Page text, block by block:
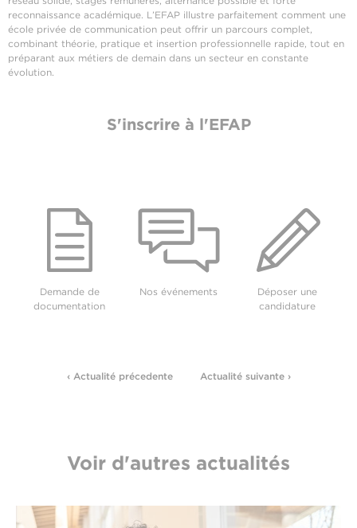
reconnaissance académique. L’EFAP illustre parfaitement comment une
école privée de communication peut offrir un parcours complet,
combinant théorie, pratique et insertion professionnelle rapide, tout en
préparant aux métiers de demain dans un secteur en constante
évolution.
S'inscrire à l'EFAP
Demande de
documentation
Nos événements
Déposer une
candidature
‹ Actualité précedente Actualité suivante ›
Voir d'autres actualités